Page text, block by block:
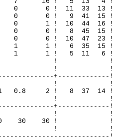
0 ! 11 33 13 !
0 0 ! 9 41 15 !
1 ! 10 44 16 !
0 0 ! 8 45 15 !
0 ! 10 47 23 !
1 1 ! 6 35 15 !
1 1 ! 5 11 6 !
! !
! !
+-------------!
! ! ! !
0.8 2 ! 8 37 14 !
! !
+-------------!
! ! ! !
! 30 30 30 ! !
! !